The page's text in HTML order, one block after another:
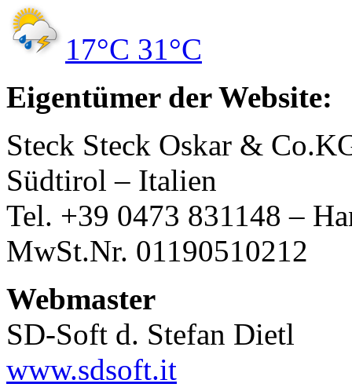
17°C 31°C
Eigentümer der Website:
Steck Steck Oskar &
Südtirol – Italien
Tel. +39 0473 831148 –
MwSt.Nr. 01190510212
Webmaster
SD-Soft d. Stefan Dietl
www.sdsoft.it